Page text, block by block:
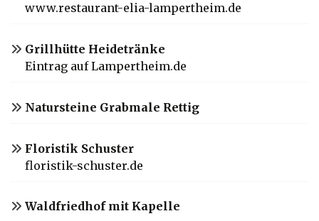
www.restaurant-elia-lampertheim.de
Grillhütte Heidetränke
Eintrag auf Lampertheim.de
Natursteine Grabmale Rettig
Floristik Schuster
floristik-schuster.de
Waldfriedhof mit Kapelle